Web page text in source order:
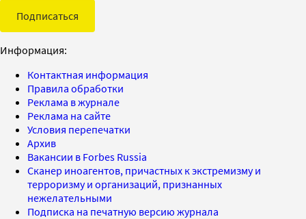
Подписаться
Информация:
Контактная информация
Правила обработки
Реклама в журнале
Реклама на сайте
Условия перепечатки
Архив
Вакансии в Forbes Russia
Сканер иноагентов, причастных к экстремизму и
терроризму и организаций, признанных
нежелательными
Подписка на печатную версию журнала